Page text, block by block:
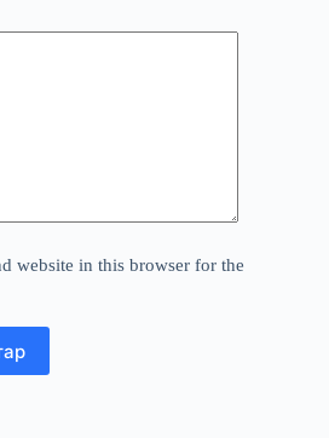
website in this browser for the